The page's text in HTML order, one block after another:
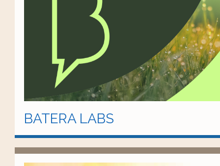
BATERA LABS